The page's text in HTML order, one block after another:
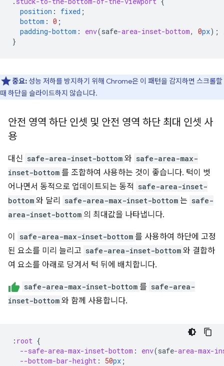
position : fixed ;
bottom : 0 ;
padding-bottom : env(safe-area-inset-bottom, 0px);
}
중요: 성능 저하를 방지하기 위해 Chrome은 이 패턴을 감지하면 스크롤할
때 하단을 슬라이드하지 않습니다.
안전 영역 하단 인셋 및 안전 영역 하단 최대 인셋 사
용
대신 safe-area-inset-bottom 와 safe-area-max-
inset-bottom 를 조합하여 사용하는 것이 좋습니다. 턱이 벗
어나면서 동적으로 업데이트되는 동적 safe-area-inset-
bottom 와 달리 safe-area-max-inset-bottom 는 safe-
area-inset-bottom 의 최대값을 나타냅니다.
이 safe-area-max-inset-bottom 를 사용하여 하단에 고정
된 요소를 미리 늘리고 safe-area-inset-bottom 와 결합하
여 요소를 아래로 당겨서 턱 뒤에 배치합니다.
safe-area-max-inset-bottom 를 safe-area-
inset-bottom 와 함께 사용합니다.
: root {
--safe-area-max-inset-bottom : env(safe-area-max-
--bottom-bar-height : 50px ;